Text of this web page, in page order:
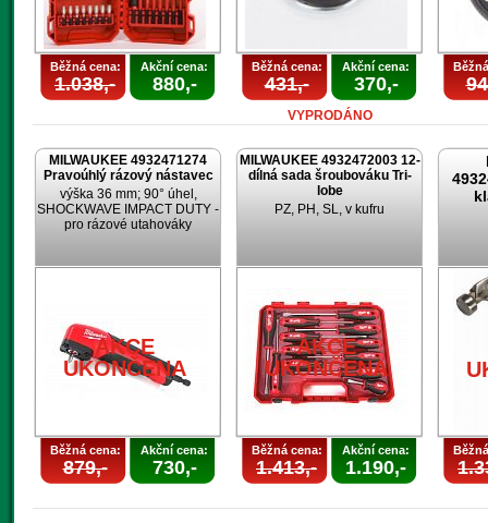
Běžná cena:
1.038,-
Akční cena:
880,-
Běžná cena:
431,-
Akční cena:
370,-
VYPRODÁNO
MILWAUKEE 4932471274
Pravoúhlý rázový nástavec
výška 36 mm; 90° úhel,
SHOCKWAVE IMPACT DUTY -
pro rázové utahováky
AKCE
UKONČENA
Běžná cena:
879,-
Akční cena:
730,-
MILWAUKEE 4932472003 12-
dílná sada šroubováku Tri-
lobe
PZ, PH, SL, v kufru
AKCE
UKONČENA
Běžná cena:
1.413,-
Akční cena:
1.190,-